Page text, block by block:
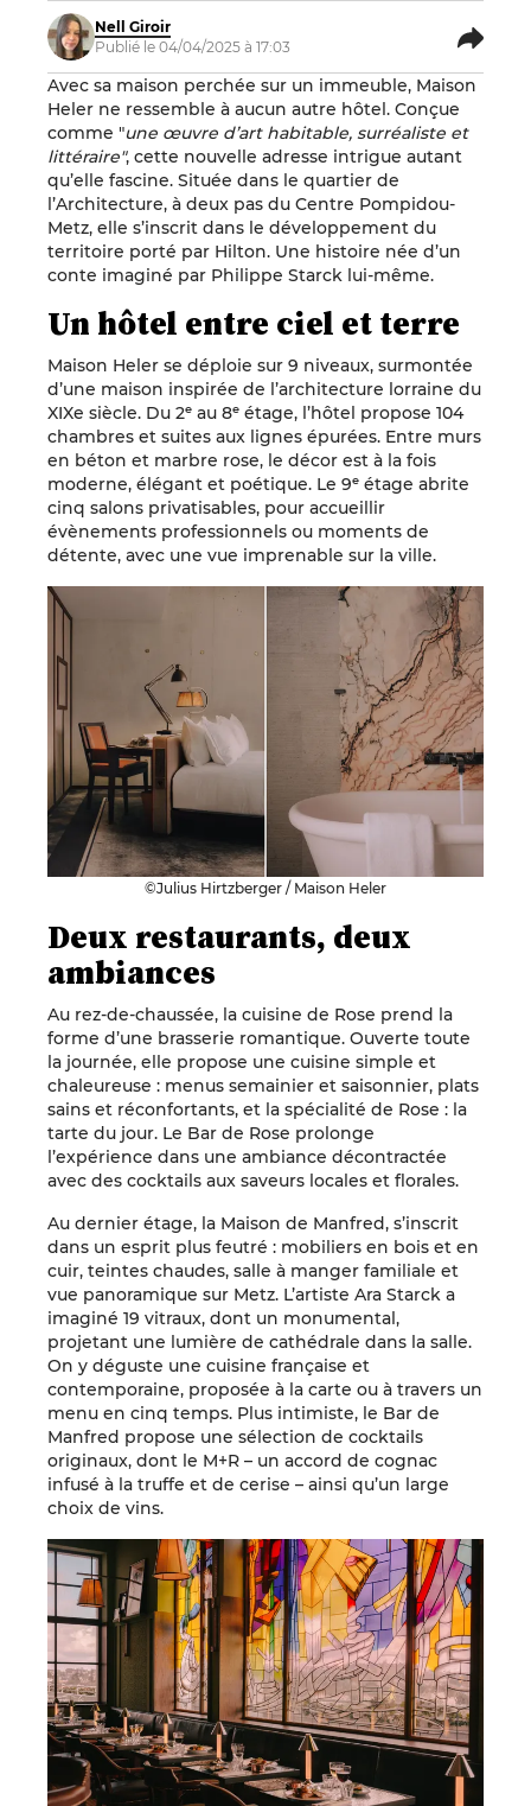
Nell Giroir
Publié le 04/04/2025 à 17:03
Avec sa maison perchée sur un immeuble, Maison
Heler ne ressemble à aucun autre hôtel. Conçue
comme "une œuvre d’art habitable, surréaliste et
littéraire", cette nouvelle adresse intrigue autant
qu’elle fascine. Située dans le quartier de
l’Architecture, à deux pas du Centre Pompidou-
Metz, elle s’inscrit dans le développement du
territoire porté par Hilton. Une histoire née d’un
conte imaginé par Philippe Starck lui-même.
Un hôtel entre ciel et terre
Maison Heler se déploie sur 9 niveaux, surmontée
d’une maison inspirée de l’architecture lorraine du
XIXe siècle. Du 2ᵉ au 8ᵉ étage, l’hôtel propose 104
chambres et suites aux lignes épurées. Entre murs
en béton et marbre rose, le décor est à la fois
moderne, élégant et poétique. Le 9ᵉ étage abrite
cinq salons privatisables, pour accueillir
évènements professionnels ou moments de
détente, avec une vue imprenable sur la ville.
©Julius Hirtzberger / Maison Heler
Deux restaurants, deux
ambiances
Au rez-de-chaussée, la cuisine de Rose prend la
forme d’une brasserie romantique. Ouverte toute
la journée, elle propose une cuisine simple et
chaleureuse : menus semainier et saisonnier, plats
sains et réconfortants, et la spécialité de Rose : la
tarte du jour. Le Bar de Rose prolonge
l’expérience dans une ambiance décontractée
avec des cocktails aux saveurs locales et florales.
Au dernier étage, la Maison de Manfred, s’inscrit
dans un esprit plus feutré : mobiliers en bois et en
cuir, teintes chaudes, salle à manger familiale et
vue panoramique sur Metz. L’artiste Ara Starck a
imaginé 19 vitraux, dont un monumental,
projetant une lumière de cathédrale dans la salle.
On y déguste une cuisine française et
contemporaine, proposée à la carte ou à travers un
menu en cinq temps. Plus intimiste, le Bar de
Manfred propose une sélection de cocktails
originaux, dont le M+R – un accord de cognac
infusé à la truffe et de cerise – ainsi qu’un large
choix de vins.